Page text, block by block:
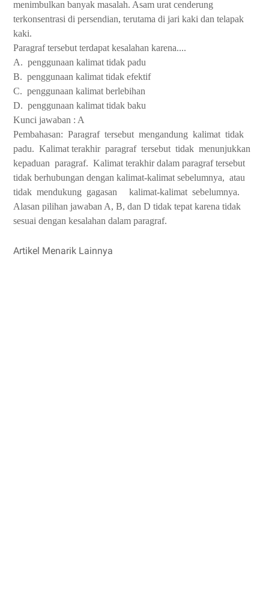
menimbulkan banyak masalah. Asam urat cenderung
terkonsentrasi di persendian, terutama di jari kaki dan telapak
kaki.
Paragraf tersebut terdapat kesalahan karena....
A. penggunaan kalimat tidak padu
B. penggunaan kalimat tidak efektif
C. penggunaan kalimat berlebihan
D. penggunaan kalimat tidak baku
Kunci jawaban : A
Pembahasan: Paragraf tersebut mengandung kalimat tidak
padu. Kalimat terakhir paragraf tersebut tidak menunjukkan
kepaduan paragraf. Kalimat terakhir dalam paragraf tersebut
tidak berhubungan dengan kalimat-kalimat sebelumnya, atau
tidak mendukung gagasan kalimat-kalimat sebelumnya.
Alasan pilihan jawaban A, B, dan D tidak tepat karena tidak
sesuai dengan kesalahan dalam paragraf.
Artikel Menarik Lainnya